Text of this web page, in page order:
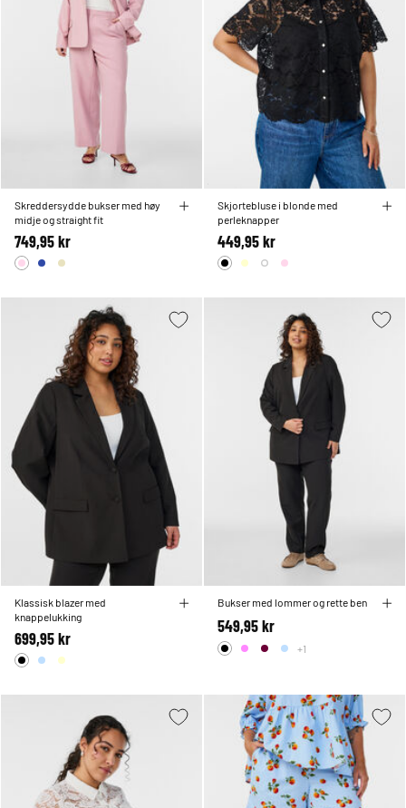
Skreddersydde bukser med høy
midje og straight fit
749,95 kr
Skjortebluse i blonde med
perleknapper
449,95 kr
Klassisk blazer med
knappelukking
699,95 kr
Bukser med lommer og rette ben
549,95 kr
+1